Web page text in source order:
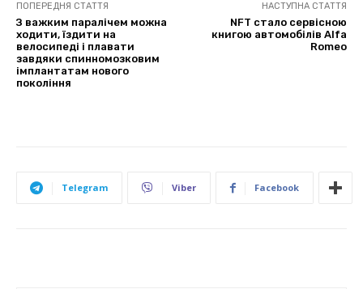
ПОПЕРЕДНЯ СТАТТЯ
З важким паралічем можна
ходити, їздити на
велосипеді і плавати
завдяки спинномозковим
імплантатам нового
покоління
НАСТУПНА СТАТТЯ
NFT стало сервісною
книгою автомобілів Alfa
Romeo
Telegram Viber Facebook